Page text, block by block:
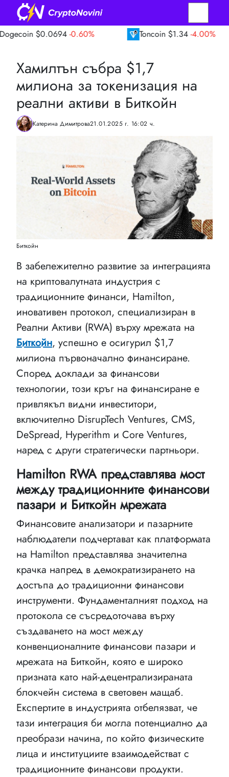
-0.60% $1.34 -4.00%
Хамилтън събра $1,7
милиона за токенизация на
реални активи в Биткойн
Катерина Димитрова21.01.2025 г. 16:02 ч.
Биткойн
В забележително развитие за интеграцията
на криптовалутната индустрия с
традиционните финанси, Hamilton,
иновативен протокол, специализиран в
Реални Активи (RWA) върху мрежата на
Биткойн, успешно е осигурил $1,7
милиона първоначално финансиране.
Според доклади за финансови
технологии, този кръг на финансиране е
привлякъл видни инвеститори,
включително DisrupTech Ventures, CMS,
DeSpread, Hyperithm и Core Ventures,
наред с други стратегически партньори.
Hamilton RWA представлява мост
между традиционните финансови
пазари и Биткойн мрежата
Финансовите анализатори и пазарните
наблюдатели подчертават как платформата
на Hamilton представлява значителна
крачка напред в демократизирането на
достъпа до традиционни финансови
инструменти. Фундаменталният подход на
протокола се съсредоточава върху
създаването на мост между
конвенционалните финансови пазари и
мрежата на Биткойн, която е широко
призната като най-децентрализираната
блокчейн система в световен мащаб.
Експертите в индустрията отбелязват, че
тази интеграция би могла потенциално да
преобрази начина, по който физическите
лица и институциите взаимодействат с
традиционните финансови продукти.